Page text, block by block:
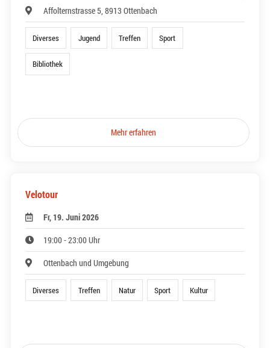
Affolternstrasse 5, 8913 Ottenbach
Diverses Jugend Treffen Sport
Bibliothek
Mehr erfahren
Velotour
Fr, 19. Juni 2026
19:00 - 23:00 Uhr
Ottenbach und Umgebung
Diverses Treffen Natur Sport Kultur